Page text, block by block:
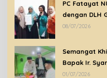
PC Fatayat
dengan DLH
Lingkungan di
08/07/2026
Semangat
Bapak Ir.
Peringatan
01/07/2026